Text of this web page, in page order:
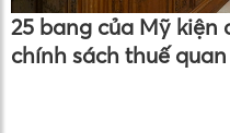
25 bang của Mỹ kiện
chính sách thuế